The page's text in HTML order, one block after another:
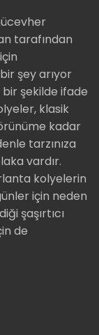
tarafından
şey arıyor
şekilde ifade
klasik
kadar
tarzınıza
vardır.
kolyelerin
için neden
şaşırtıcı
de